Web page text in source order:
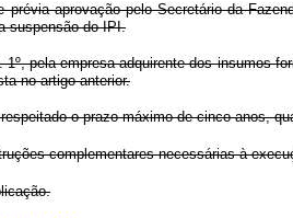
aprovação pelo Secretário da
suspensão do IPI.
pela empresa adquirente dos insumos
no artigo anterior.
o prazo máximo de cinco anos,
complementares necessárias à